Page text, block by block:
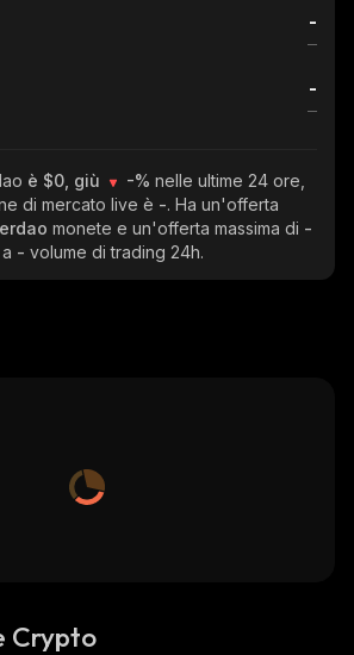
-
-
è $0, giù -% nelle ultime 24 ore,
di mercato live è -. Ha un'offerta
monete e un'offerta massima di -
- volume di trading 24h.
Crypto